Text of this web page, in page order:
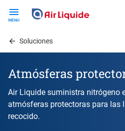
contentSoluciones
Atmósferas
Air Liquide suministra nitrógeno
atmósferas protectoras para las
recocido.